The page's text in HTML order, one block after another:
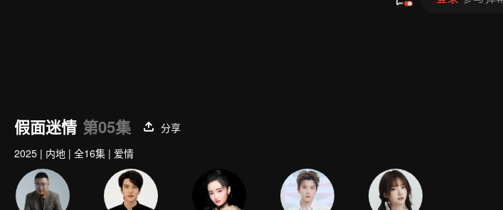
假面迷情 第05集
分享
2025 | 内地 | 全16集 | 爱情